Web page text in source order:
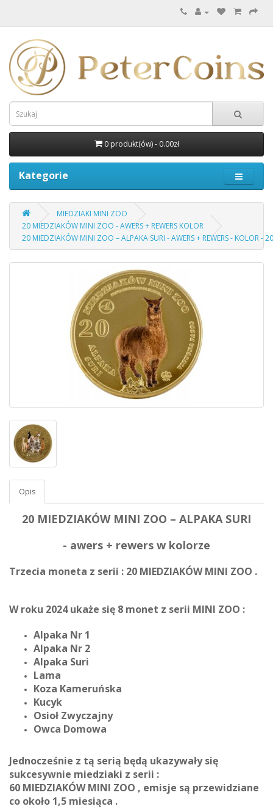
0 produkt(ów) - 0.00zł
Kategorie
MIEDZIAKI MINI ZOO
20 MIEDZIAKÓW MINI ZOO - AWERS + REWERS KOLOR
20 MIEDZIAKÓW MINI ZOO – ALPAKA SURI - AWERS + REWERS - KOLOR -
Opis
20 MIEDZIAKÓW MINI ZOO – ALPAKA SURI
- awers + rewers w kolorze
Trzecia moneta z serii : 20 MIEDZIAKÓW MINI ZOO .
W roku 2024 ukaże się 8 monet z serii MINI ZOO :
Alpaka Nr 1
Alpaka Nr 2
Alpaka Suri
Lama
Koza Kameruńska
Kucyk
Osioł Zwyczajny
Owca Domowa
Jednocześnie z tą serią będą ukazywały się
sukcesywnie miedziaki z serii :
60 MIEDZIAKÓW MINI ZOO , emisje są przewidziane
co około 1,5 miesiąca .